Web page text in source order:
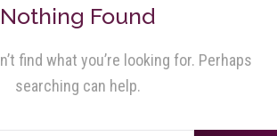
Nothing Found
find what you’re looking for. Perhaps
searching can help.